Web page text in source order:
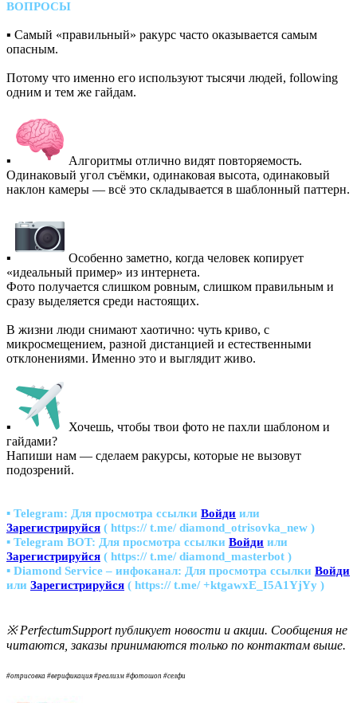
ВОПРОСЫ
▪ Самый «правильный» ракурс часто оказывается самым
опасным.
Потому что именно его используют тысячи людей, following
одним и тем же гайдам.
▪
Алгоритмы отлично видят повторяемость.
Одинаковый угол съёмки, одинаковая высота, одинаковый
наклон камеры — всё это складывается в шаблонный паттерн.
▪
Особенно заметно, когда человек копирует
«идеальный пример» из интернета.
Фото получается слишком ровным, слишком правильным и
сразу выделяется среди настоящих.
В жизни люди снимают хаотично: чуть криво, с
микросмещением, разной дистанцией и естественными
отклонениями. Именно это и выглядит живо.
▪
Хочешь, чтобы твои фото не пахли шаблоном и
гайдами?
Напиши нам — сделаем ракурсы, которые не вызовут
подозрений.
▪ Telegram: Для просмотра ссылки Войди или
Зарегистрируйся ( https:// t.me/ diamond_otrisovka_new )
▪ Telegram BOT: Для просмотра ссылки Войди или
Зарегистрируйся ( https:// t.me/ diamond_masterbot )
▪ Diamond Service – инфоканал: Для просмотра ссылки Войди
или Зарегистрируйся ( https:// t.me/ +ktgawxE_I5A1YjYy )
※ PerfectumSupport публикует новости и акции. Сообщения не
читаются, заказы принимаются только по контактам выше.
#отрисовка #верификация #реализм #фотошоп #селфи